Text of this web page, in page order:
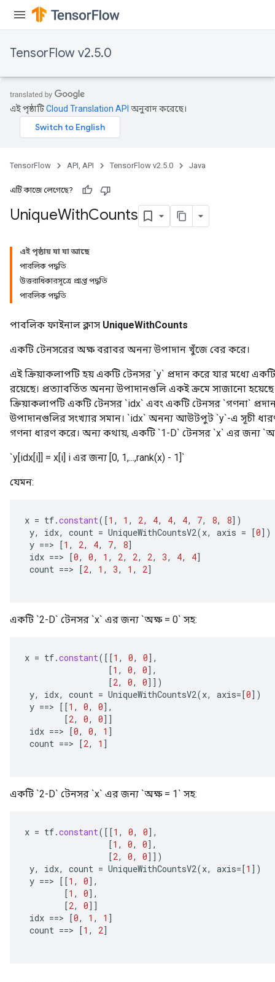
TensorFlow v2.5.0
এই পৃষ্ঠাটিCloud Translation API অনুবাদ করেছে।
TensorFlow API, API TensorFlow v2.5.0 Java
এটি কাজে লেগেছে?
UniqueWithCounts
এই পৃষ্ঠায় যা যা আছে
পাবলিক পদ্ধতি
উত্তরাধিকারসূত্রে প্রাপ্ত পদ্ধতি
পাবলিক পদ্ধতি
পাবলিক ফাইনাল ক্লাস UniqueWithCounts
একটি টেনসরের অক্ষ বরাবর অনন্য উপাদান খুঁজে বের করে।
এই ক্রিয়াকলাপটি হয় একটি টেনসর `y` প্রদান করে যার মধ্যে
রয়েছে। প্রত্যাবর্তিত অনন্য উপাদানগুলি একই ক্রমে সাজানো
ক্রিয়াকলাপটি একটি টেনসর `idx` এবং একটি টেনসর `গণনা`
উপাদানগুলির সংখ্যার সমান। `idx` অনন্য আউটপুট `y`-এ সূচী
গণনা ধারণ করে। অন্য কথায়, একটি `1-D` টেনসর `x` এর জন্য
`y[idx[i]] = x[i] i এর জন্য [0, 1,...,rank(x) - 1]`
যেমন:
x = tf.constant( [1 , 1 , 2, 4, 4, 4, 7, 8, 8] )
y, idx, count = UniqueWithCountsV2(x, axis = [0] )
y ==> [1 , 2, 4, 7, 8]
idx ==> [0, 0, 1 , 2, 2, 2, 3, 4, 4]
count ==> [2, 1 , 3, 1 , 2]
একটি `2-D` টেনসর `x` এর জন্য `অক্ষ = 0` সহ:
x = tf.constant( [[1 , 0, 0] ,
[1 , 0, 0] ,
[2, 0, 0]] )
y, idx, count = UniqueWithCountsV2(x, axis=[0] )
y ==> [[1 , 0, 0] ,
[2, 0, 0]]
idx ==> [0, 0, 1 ]
count ==> [2, 1 ]
একটি `2-D` টেনসর `x` এর জন্য `অক্ষ = 1` সহ:
x = tf.constant( [[1 , 0, 0] ,
[1 , 0, 0] ,
[2, 0, 0]] )
y, idx, count = UniqueWithCountsV2(x, axis=[1 ] )
y ==> [[1 , 0] ,
[1 , 0] ,
[2, 0]]
idx ==> [0, 1 , 1 ]
count ==> [1 , 2]